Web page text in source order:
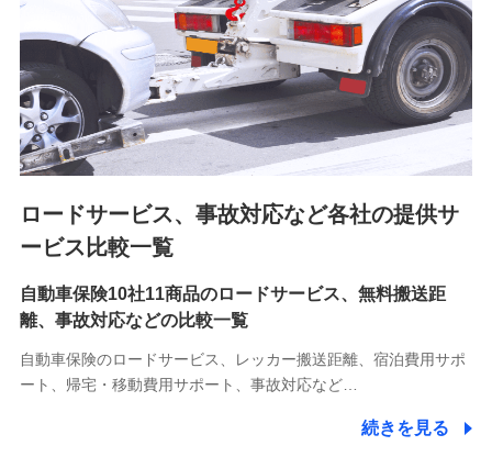
退職関連処理等の各種手続きのため、当社と従業員または従
業員同士の連絡のため
8.取引先個人情報
取引先としての選定業務、営業情報の提供業務、契約締結手
続き業務、取引管理業務、およびこれらに準ずる業務の遂行
のため
9.お問い合わせ情報
各種お問い合わせに対応するため
10.受託業務の 個人情報
受託業務の遂行およびこれらに準ずる業務の遂行のため
11.マイカー通勤管理クラウド並びに法人向けASPサー
ロードサービス、事故対応など各社の提供サ
ービス比較一覧
自動車保険10社11商品のロードサービス、無料搬送距
離、事故対応などの比較一覧
自動車保険のロードサービス、レッカー搬送距離、宿泊費用サポ
ート、帰宅・移動費用サポート、事故対応など…
続きを見る